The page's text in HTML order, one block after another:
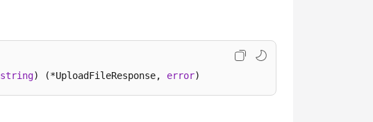
string) (*UploadFileResponse, error)